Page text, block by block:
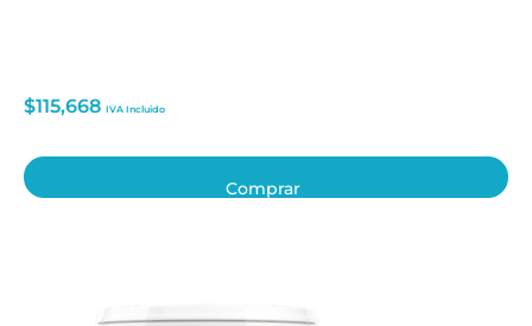
$115,668 IVA Incluido
Comprar